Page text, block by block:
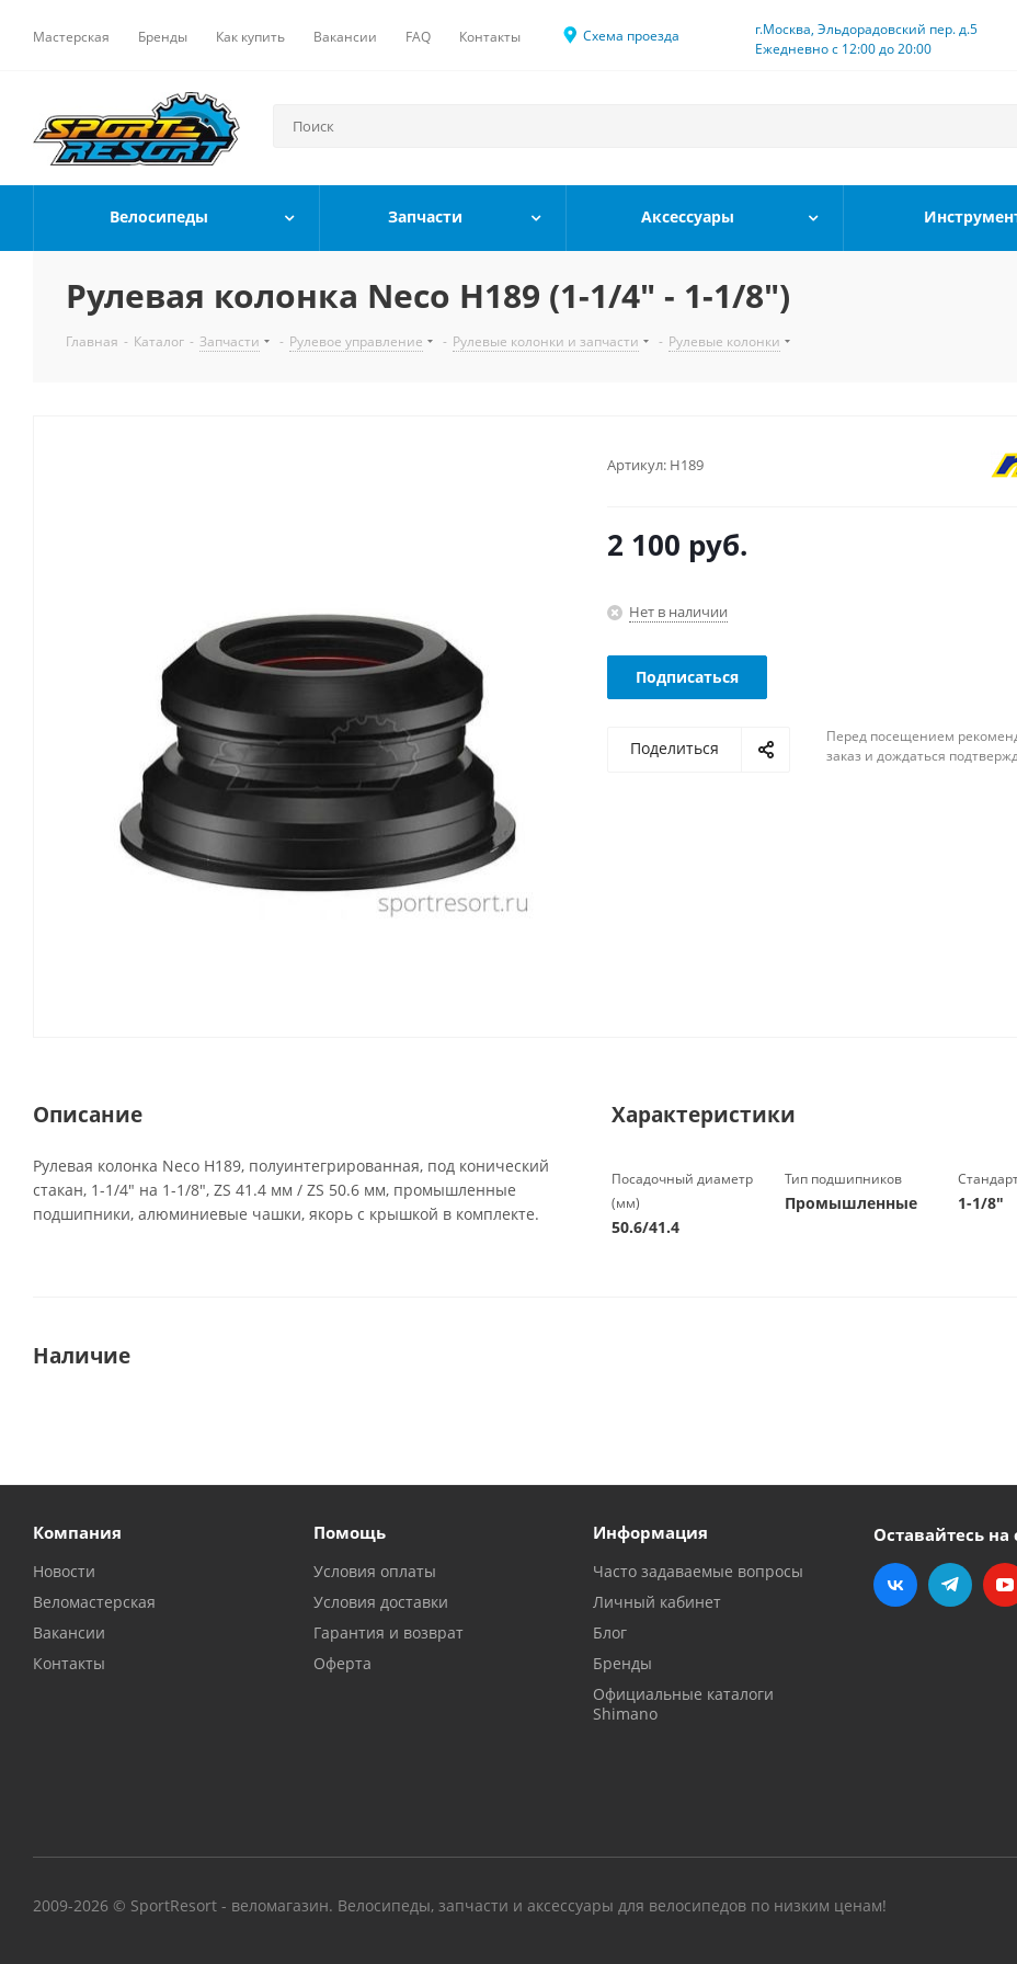
Мастерская Бренды Как купить Вакансии FAQ Контакты Схема проезда
г.Москва, Эльдорадовский пер. д.5
Ежедневно с 12:00 до 20:00
Велосипеды Запчасти Аксессуары
Рулевая колонка Neco H189 (1-1/4" - 1-1/8")
Главная - Каталог - Запчасти - Рулевое управление - Рулевые колонки и запчасти - Рулевые колонки
Артикул: H189
2 100 руб.
Нет в наличии
Подписаться
Поделиться
Перед посещением
заказ и дождаться
Описание
Рулевая колонка Neco H189, полуинтегрированная, под конический
стакан, 1-1/4" на 1-1/8", ZS 41.4 мм / ZS 50.6 мм, промышленные
подшипники, алюминиевые чашки, якорь с крышкой в комплекте.
Характеристики
Посадочный диаметр
(мм)
50.6/41.4
Тип подшипников
Промышленные 1-1/8"
Наличие
Компания
Новости
Веломастерская
Вакансии
Контакты
Помощь
Условия оплаты
Условия доставки
Гарантия и возврат
Оферта
Информация
Часто задаваемые вопросы
Личный кабинет
Блог
Бренды
Официальные каталоги
Shimano
Оставайтесь на
2009-2026 © SportResort - веломагазин. Велосипеды, запчасти и аксессуары для велосипедов по низким ценам!